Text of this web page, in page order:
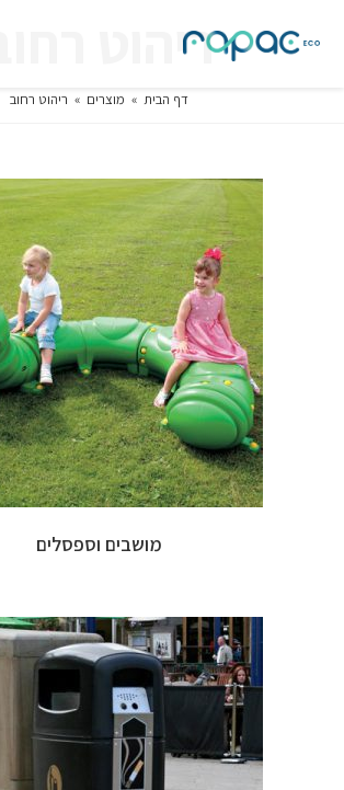
ריהוט
דף הבית » מוצרים » ריהוט רחוב
מושבים וספסלים